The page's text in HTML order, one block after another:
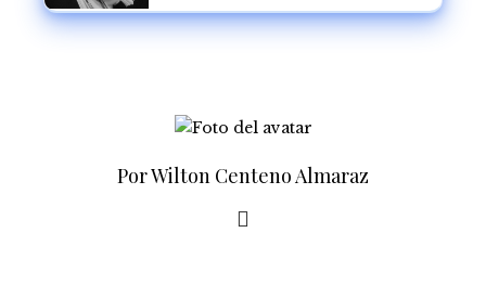
Por Wilton Centeno Almaraz